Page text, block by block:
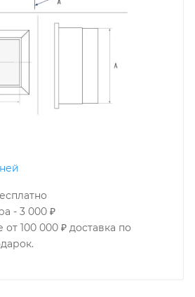
- 3 000 ₽
100 000 ₽ доставка по